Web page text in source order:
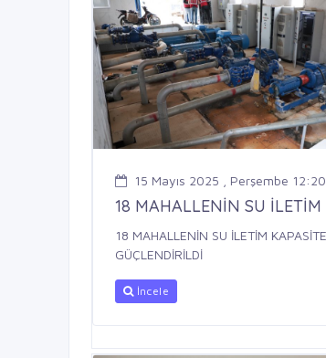
15 Mayıs 2025 , Perşembe 12:20
18 MAHALLENİN SU İLETİM
18 MAHALLENİN SU İLETİM
GÜÇLENDİRİLDİ
İncele